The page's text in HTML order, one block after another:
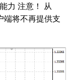
力 注意！ 从
端将不再提供支